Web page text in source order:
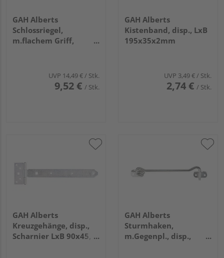
GAH Alberts
Schlossriegel,
m.flachem Griff,
LxB140x52mm
UVP 14,49 € / Stk.
9,52 € / Stk.
GAH Alberts
Kistenband, disp., LxB
195x35x2mm
UVP 3,49 € / Stk.
2,74 € / Stk.
GAH Alberts
Kreuzgehänge, disp.,
Scharnier LxB 90x45,
GAH Alberts
Sturmhaken,
m.Gegenpl., disp.,